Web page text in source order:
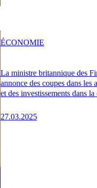
La ministre britannique des
annonce des coupes dans les
et des investissements dans la
27.03.2025
ÉCONOMIE